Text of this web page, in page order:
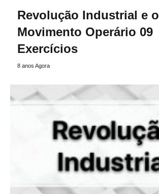
Revolução Industrial e o
Movimento Operário 09
Exercícios
8 anos Agora